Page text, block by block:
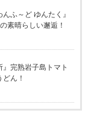
ふ～ど ゆんたく』
素晴らしい邂逅！
完熟岩子島トマト
ん！